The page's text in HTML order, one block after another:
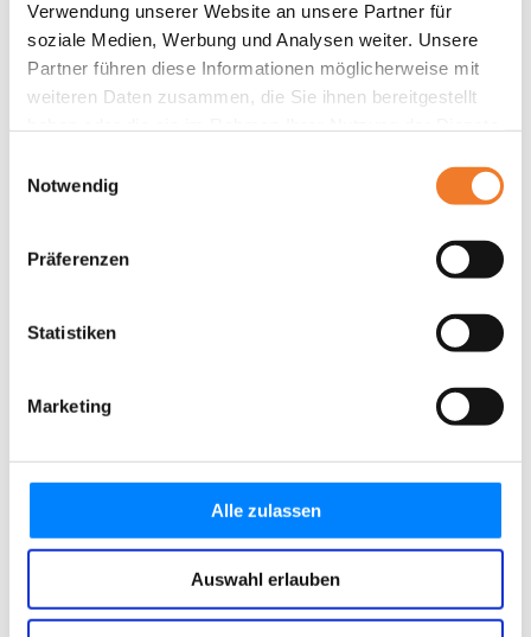
Verwendung unserer Website an unsere Partner für
soziale Medien, Werbung und Analysen weiter. Unsere
Partner führen diese Informationen möglicherweise mit
weiteren Daten zusammen, die Sie ihnen bereitgestellt
Notwendig
Präferenzen
Statistiken
Marketing
Alle zulassen
Auswahl erlauben